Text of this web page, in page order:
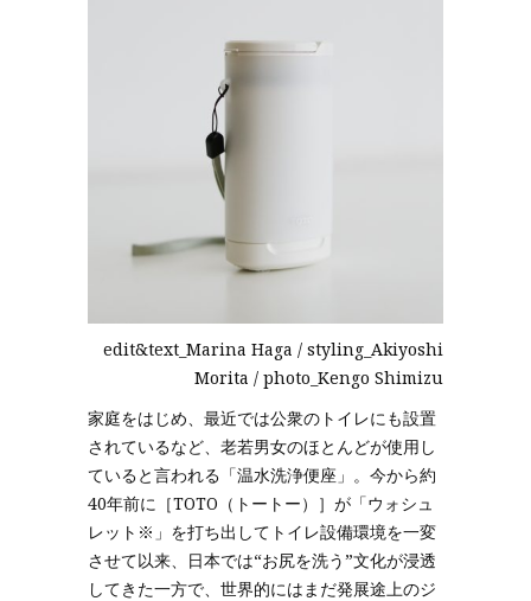
edit&text_Marina Haga / styling_Akiyoshi
Morita / photo_Kengo Shimizu
家庭をはじめ、最近では公衆のトイレにも設置
されているなど、老若男女のほとんどが使用し
ていると言われる「温水洗浄便座」。今から約
40年前に［TOTO（トートー）］が「ウォシュ
レット※」を打ち出してトイレ設備環境を一変
させて以来、日本では“お尻を洗う”文化が浸透
してきた一方で、世界的にはまだ発展途上のジ